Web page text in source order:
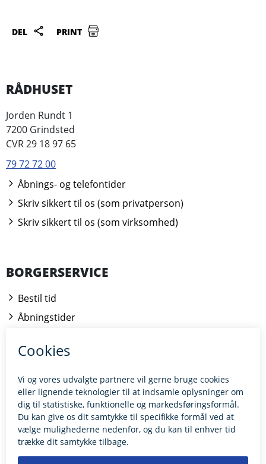
DEL PRINT
RÅDHUSET
Jorden Rundt 1
7200 Grindsted
CVR 29 18 97 65
79 72 72 00
Åbnings- og telefontider
Skriv sikkert til os (som privatperson)
Skriv sikkert til os (som virksomhed)
BORGERSERVICE
Bestil tid
Åbningstider
Kontakt borgerrådgiveren
BILLUND.DK
Tilgængelighedserklæring
Giv feedback til hjemmesiden